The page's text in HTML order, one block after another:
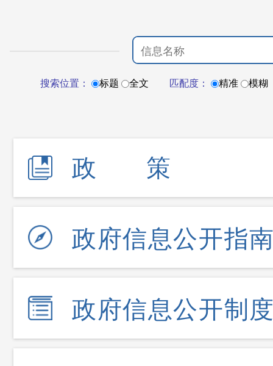
搜索位置： 标题 全文 匹配度： 精准 模糊
政策
政府信息公开指
政府信息公开制